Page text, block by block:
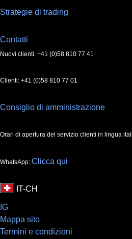
Strategie di trading
Contatti
Nuovi clienti: +41 (0)58 810 77 41
Clienti: +41 (0)58 810 77 01
Consiglio di amministrazione
Orari di apertura del servizio clienti in lingua
WhatsApp: Clicca qui
IG
Mappa sito
Termini e condizioni